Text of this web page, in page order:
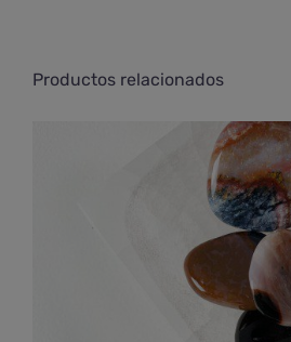
Productos relacionados